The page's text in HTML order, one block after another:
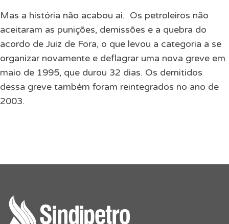
Mas a história não acabou ai. Os petroleiros não
aceitaram as punições, demissões e a quebra do
acordo de Juiz de Fora, o que levou a categoria a se
organizar novamente e deflagrar uma nova greve em
maio de 1995, que durou 32 dias. Os demitidos
dessa greve também foram reintegrados no ano de
2003.